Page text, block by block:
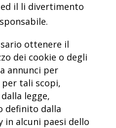
il li divertimento
ottenere il
dei cookie o degli
annunci per
tali scopi,
legge,
definito dalla
in alcuni paesi dello